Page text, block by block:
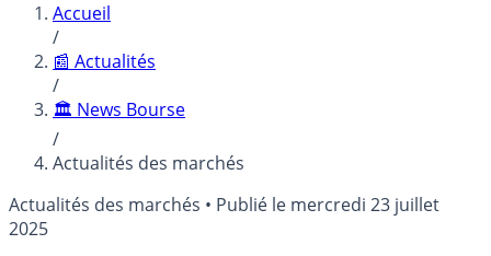
Accueil
/
📰 Actualités
/
🏛️ News Bourse
/
Actualités des marchés
Actualités des marchés • Publié le mercredi 23 juillet
2025